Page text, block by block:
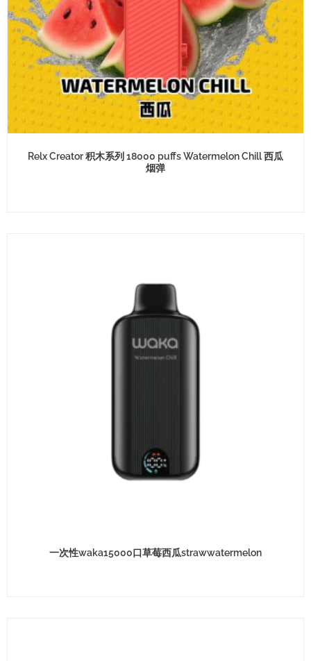
Relx Creator 积木系列 18000 puffs Watermelon Chill 西瓜
烟弹
一次性waka15000口草莓西瓜strawwatermelon